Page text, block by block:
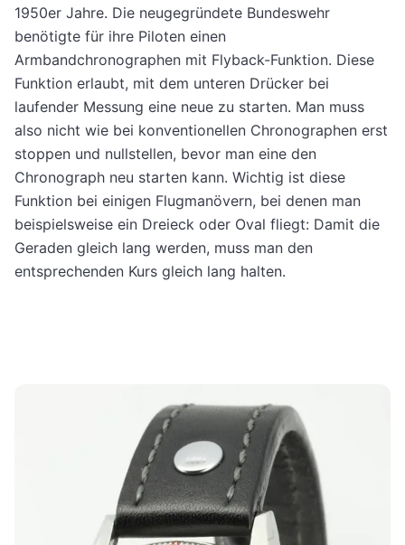
1950er Jahre. Die neugegründete Bundeswehr
benötigte für ihre Piloten einen
Armbandchronographen mit Flyback-Funktion. Diese
Funktion erlaubt, mit dem unteren Drücker bei
laufender Messung eine neue zu starten. Man muss
also nicht wie bei konventionellen Chronographen erst
stoppen und nullstellen, bevor man eine den
Chronograph neu starten kann. Wichtig ist diese
Funktion bei einigen Flugmanövern, bei denen man
beispielsweise ein Dreieck oder Oval fliegt: Damit die
Geraden gleich lang werden, muss man den
entsprechenden Kurs gleich lang halten.